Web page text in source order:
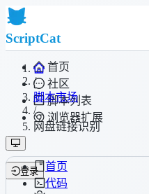
ScriptCat
首页
社区
脚本列表
浏览器扩展
登录
/
脚本市场
/
网盘链接识别
首页
代码